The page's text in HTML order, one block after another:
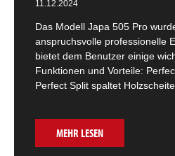
11.12.2024
Das Modell Japa 505 Pro
anspruchsvolle professionelle
bietet dem Benutzer einige
Funktionen und Vorteile:
Perfect Split spaltet
MEHR LESEN